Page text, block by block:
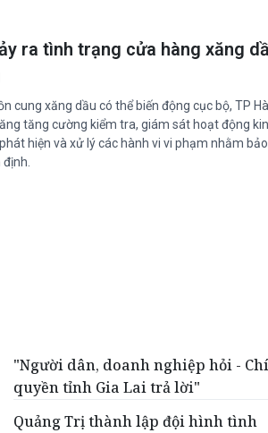
ra tình trạng cửa hàng xăng
cung xăng dầu có thể biến động cục bộ, TP
tăng cường kiểm tra, giám sát hoạt động
hiện và xử lý các hành vi vi phạm nhằm bảo
"Người dân, doanh nghiệp hỏi -
quyền tỉnh Gia Lai trả lời"
Quảng Trị thành lập đội hình tình